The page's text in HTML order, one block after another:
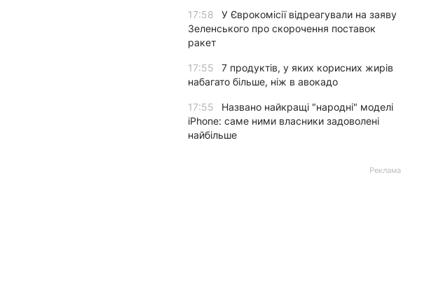
17:58
У Єврокомісії відреагували на заяву
Зеленського про скорочення поставок
ракет
17:55
7 продуктів, у яких корисних жирів
набагато більше, ніж в авокадо
17:55
Названо найкращі "народні" моделі
iPhone: саме ними власники задоволені
найбільше
Реклама